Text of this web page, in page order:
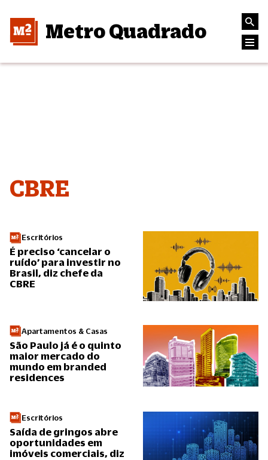
Metro Quadrado
CBRE
Escritórios
É preciso ‘cancelar o
ruído’ para investir no
Brasil, diz chefe da
CBRE
Apartamentos & Casas
São Paulo já é o quinto
maior mercado do
mundo em branded
residences
Escritórios
Saída de gringos abre
oportunidades em
imóveis comerciais, diz